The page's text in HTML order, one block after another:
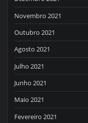
Novembro 2021
Outubro 2021
Agosto 2021
Julho 2021
Junho 2021
Maio 2021
Fevereiro 2021